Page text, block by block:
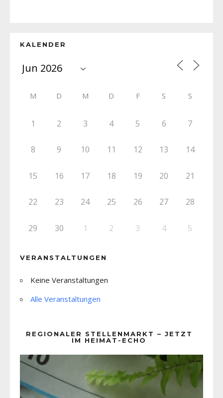
KALENDER
M D M D F S S
1 2 3 4 5 6 7
8 9 10 11 12 13 14
15 16 17 18 19 20 21
22 23 24 25 26 27 28
29 30 1 2 3 4 5
VERANSTALTUNGEN
Keine Veranstaltungen
Alle Veranstaltungen
REGIONALER STELLENMARKT – JETZT
IM HEIMAT-ECHO
Player